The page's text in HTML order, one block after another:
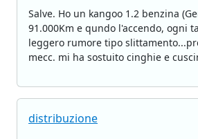
Salve. Ho un kangoo 1.2 benzina
91.000Km e qundo l'accendo, ogni
leggero rumore tipo
mecc. mi ha sostuito cinghie e
distribuzione